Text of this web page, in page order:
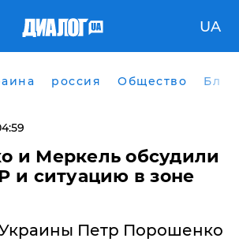
UA
россия Общество
и Меркель обсудили
и ситуацию в зоне
Петр Порошенко